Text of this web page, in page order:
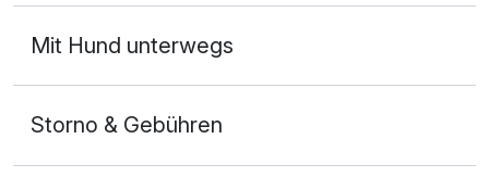
Für 8 Tage 1.025,00 €
Mit Hund unterwegs
Storno & Gebühren